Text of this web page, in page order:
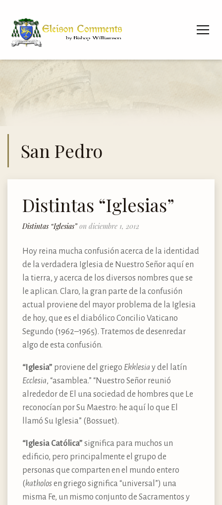
San Pedro
Distintas “Iglesias”
Distintas “Iglesias” on diciembre 1, 2012
Hoy reina mucha confusión acerca de la identidad
de la verdadera Iglesia de Nuestro Señor aquí en
la tierra, y acerca de los diversos nombres que se
le aplican. Claro, la gran parte de la confusión
actual proviene del mayor problema de la Iglesia
de hoy, que es el diabólico Concilio Vaticano
Segundo (1962–1965). Tratemos de desenredar
algo de esta confusión.
“Iglesia” proviene del griego Ekklesia y del latín
Ecclesia, “asamblea.” “Nuestro Señor reunió
alrededor de El una sociedad de hombres que Le
reconocían por Su Maestro: he aquí lo que El
llamó Su Iglesia” (Bossuet).
“Iglesia Católica” significa para muchos un
edificio, pero principalmente el grupo de
personas que comparten en el mundo entero
(katholosen griego significa “universal”) una
misma Fe, un mismo conjunto de Sacramentos y